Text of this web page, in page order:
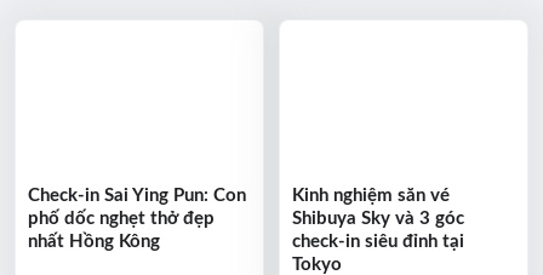
Check-in Sai Ying Pun: Con
phố dốc nghẹt thở đẹp
nhất Hồng Kông
Kinh nghiệm săn vé
Shibuya Sky và 3 góc
check-in siêu đỉnh tại
Tokyo